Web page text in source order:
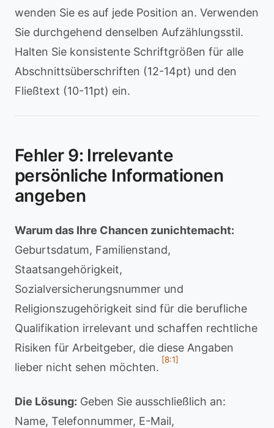
wenden Sie es auf jede Position an. Verwenden
Sie durchgehend denselben Aufzählungsstil.
Halten Sie konsistente Schriftgrößen für alle
Abschnittsüberschriften (12-14pt) und den
Fließtext (10-11pt) ein.
Fehler 9: Irrelevante
persönliche Informationen
angeben
Warum das Ihre Chancen zunichtemacht:
Geburtsdatum, Familienstand,
Staatsangehörigkeit,
Sozialversicherungsnummer und
Religionszugehörigkeit sind für die berufliche
Qualifikation irrelevant und schaffen rechtliche
Risiken für Arbeitgeber, die diese Angaben
lieber nicht sehen möchten.
[8:1]
Die Lösung: Geben Sie ausschließlich an:
Name, Telefonnummer, E-Mail,